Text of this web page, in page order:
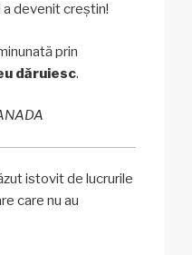
devenit creștin!
prin
dăruiesc.
istovit de lucrurile
care nu au